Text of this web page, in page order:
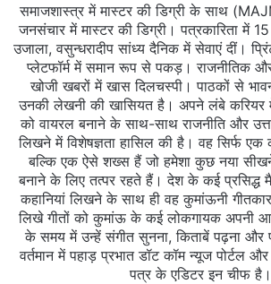
समाजशास्त्र में मास्टर की डिग्री के साथ
जनसंचार में मास्टर की डिग्री। पत्रकारिता में
उजाला, वसुन्धरादीप सांध्य दैनिक में सेवाएं दीं।
प्लेटफॉर्म में समान रूप से पकड़। राजनीतिक
खोजी खबरों में खास दिलचस्‍पी। पाठकों से
उनकी लेखनी की खासियत है। अपने लंबे करियर
को वायरल बनाने के साथ-साथ राजनीति और
लिखने में विशेषज्ञता हासिल की है। वह सिर्फ एक
बल्कि एक ऐसे शख्स हैं जो हमेशा कुछ नया
बनाने के लिए तत्पर रहते हैं। देश के कई प्रसिद्ध
कहानियां लिखने के साथ ही वह कुमांऊनी
लिखे गीतों को कुमांऊ के कई लोकगायक अपनी
के समय में उन्हें संगीत सुनना, किताबें पढ़ना और
वर्तमान में पहाड़ प्रभात डॉट कॉम न्यूज पोर्टल
पत्र के एडिटर इन चीफ है।